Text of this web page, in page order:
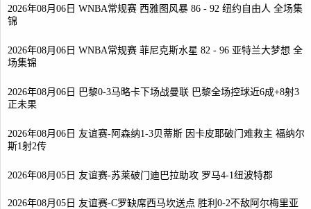
2026年08月06日 WNBA常规赛 西雅图风暴 86 - 92 纽约自由人 全场集
锦
2026年08月06日 WNBA常规赛 菲尼克斯水星 82 - 96 亚特兰大梦想 全
场集锦
2026年08月06日 巴黎0-3马略卡下场战曼联 巴黎全场控球近6成+8射3
正未果
2026年08月06日 友谊赛-阿森纳1-3贝蒂斯 因卡皮耶破门难救主 福纳尔
斯1射2传
2026年08月05日 友谊赛-苏莱破门迪巴拉助攻 罗马4-1纽波特郡
2026年08月05日 友谊赛-C罗缺席西马坎送点 胜利0-2不敌阿尔梅里亚